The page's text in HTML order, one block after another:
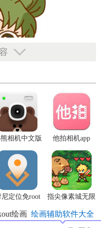
超过500节涵盖涂鸦、素
形式的课程。课程内容从
术家等各类人群。
算法，能够实时跟踪用户
程中的表现，如线条稳定
相机中文版 他拍相机app
尼定位免root
指尖像素城无限
代金券版
绘画辅助软件大全
绘画